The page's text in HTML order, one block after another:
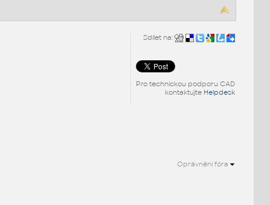
Sdílet na:
Pro technickou podporu CAD
kontaktujte Helpdesk
Oprávnění fóra